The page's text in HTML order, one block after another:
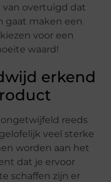
van overtuigd dat
gaat maken een
voor een
waard!
erkend
reeds
veel sterke
worden aan het
dat je ervoor
schaffen zijn er